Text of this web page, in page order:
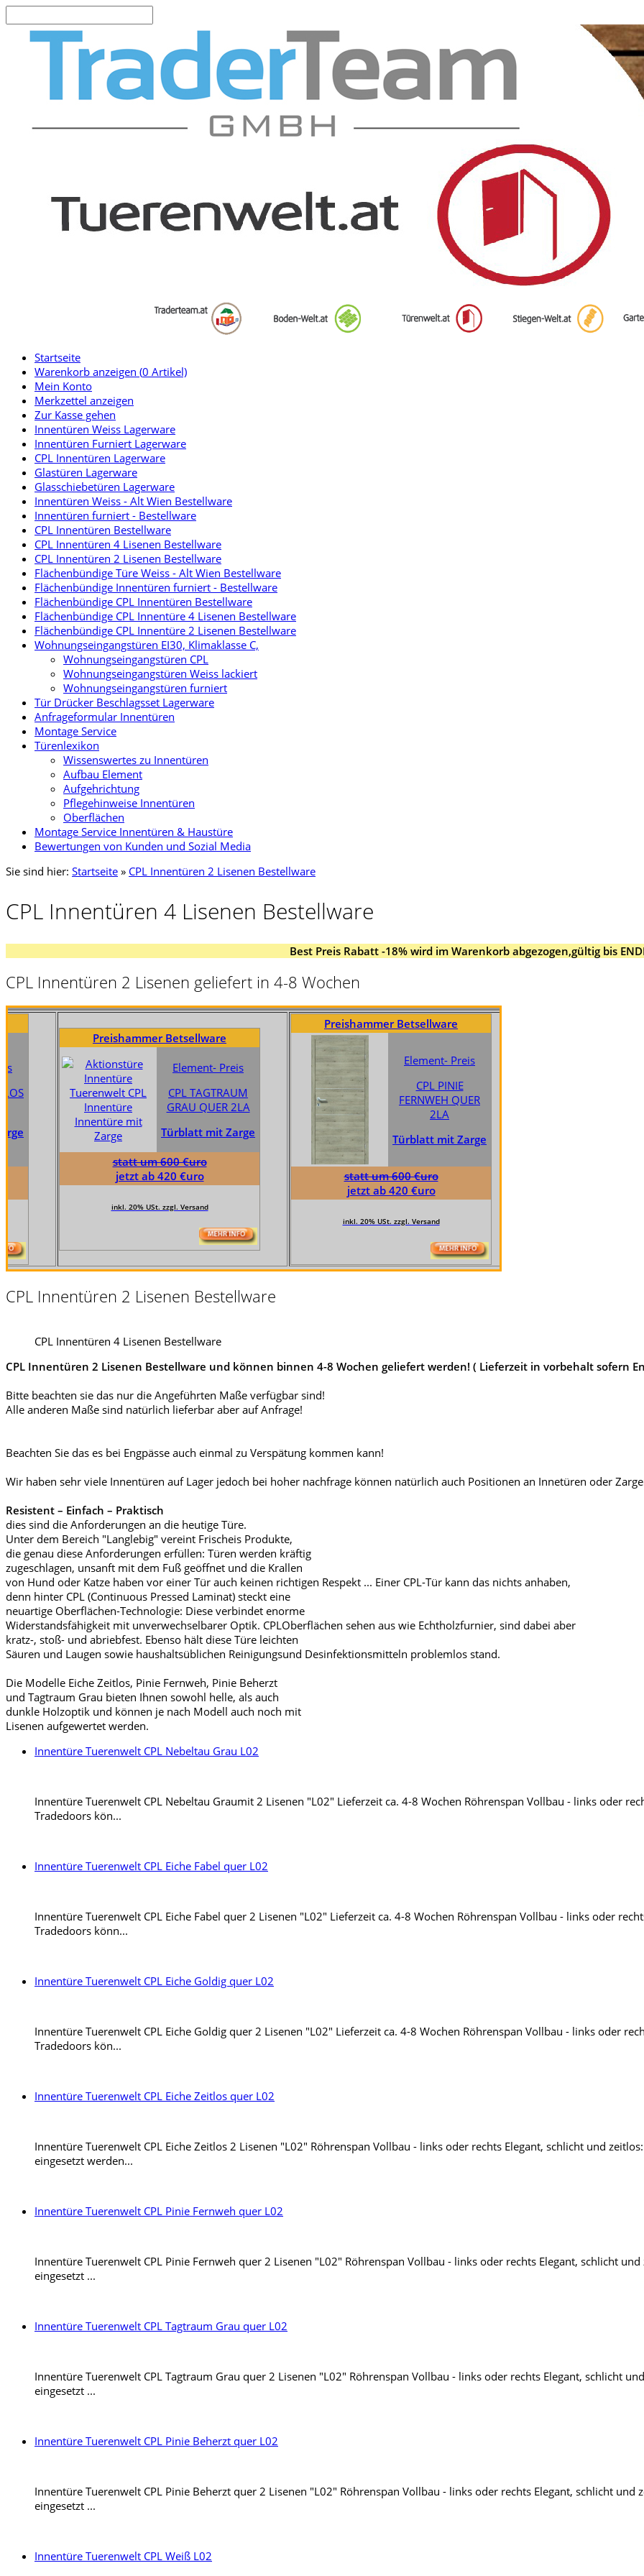
Startseite
Warenkorb anzeigen (0 Artikel)
Mein Konto
Merkzettel anzeigen
Zur Kasse gehen
Innentüren Weiss Lagerware
Innentüren Furniert Lagerware
CPL Innentüren Lagerware
Glastüren Lagerware
Glasschiebetüren Lagerware
Innentüren Weiss - Alt Wien Bestellware
Innentüren furniert - Bestellware
CPL Innentüren Bestellware
CPL Innentüren 4 Lisenen Bestellware
CPL Innentüren 2 Lisenen Bestellware
Flächenbündige Türe Weiss - Alt Wien Bestellware
Flächenbündige Innentüren furniert - Bestellware
Flächenbündige CPL Innentüren Bestellware
Flächenbündige CPL Innentüre 4 Lisenen Bestellware
Flächenbündige CPL Innentüre 2 Lisenen Bestellware
Wohnungseingangstüren EI30, Klimaklasse C,
Wohnungseingangstüren CPL
Wohnungseingangstüren Weiss lackiert
Wohnungseingangstüren furniert
Tür Drücker Beschlagsset Lagerware
Anfrageformular Innentüren
Montage Service
Türenlexikon
Wissenswertes zu Innentüren
Aufbau Element
Aufgehrichtung
Pflegehinweise Innentüren
Oberflächen
Montage Service Innentüren & Haustüre
Bewertungen von Kunden und Sozial Media
Sie sind hier: Startseite » CPL Innentüren 2 Lisenen Bestellware
CPL Innentüren 4 Lisenen Bestellware
Best Preis Rabatt -18% wird im Warenkorb abgezogen,gültig bis
CPL Innentüren 2 Lisenen geliefert in 4-8 Wochen
Preishammer Betsellware
Element- Preis
CPL TAGTRAUM
GRAU QUER 2LA
Türblatt mit Zarge
statt um 600 €uro
jetzt ab 420 €uro
inkl. 20% USt. zzgl. Versand
Preishammer Betsellware
Element- Preis
CPL PINIE
FERNWEH QUER
Türblatt mit Zarge
statt um 600 €uro
jetzt ab 420 €uro
inkl. 20% USt. zzgl. Versand
CPL Innentüren 2 Lisenen Bestellware
CPL Innentüren 4 Lisenen Bestellware
CPL Innentüren 2 Lisenen Bestellware und können binnen 4-8 Wochen geliefert werden! ( Lieferzeit in vorbehalt sofern
Bitte beachten sie das nur die Angeführten Maße verfügbar sind!
Alle anderen Maße sind natürlich lieferbar aber auf Anfrage!
Beachten Sie das es bei Engpässe auch einmal zu Verspätung kommen kann!
Wir haben sehr viele Innentüren auf Lager jedoch bei hoher nachfrage können natürlich auch Positionen an Innetüren oder
Resistent – Einfach – Praktisch
dies sind die Anforderungen an die heutige Türe.
Unter dem Bereich "Langlebig" vereint Frischeis Produkte,
die genau diese Anforderungen erfüllen: Türen werden kräftig
zugeschlagen, unsanft mit dem Fuß geöffnet und die Krallen
von Hund oder Katze haben vor einer Tür auch keinen richtigen Respekt ... Einer CPL-Tür kann das nichts anhaben,
denn hinter CPL (Continuous Pressed Laminat) steckt eine
neuartige Oberflächen-Technologie: Diese verbindet enorme
Widerstandsfähigkeit mit unverwechselbarer Optik. CPLOberflächen sehen aus wie Echtholzfurnier, sind dabei aber
kratz-, stoß- und abriebfest. Ebenso hält diese Türe leichten
Säuren und Laugen sowie haushaltsüblichen Reinigungsund Desinfektionsmitteln problemlos stand.
Die Modelle Eiche Zeitlos, Pinie Fernweh, Pinie Beherzt
und Tagtraum Grau bieten Ihnen sowohl helle, als auch
dunkle Holzoptik und können je nach Modell auch noch mit
Lisenen aufgewertet werden.
Innentüre Tuerenwelt CPL Nebeltau Grau L02
Innentüre Tuerenwelt CPL Nebeltau Graumit 2 Lisenen "L02" Lieferzeit ca. 4-8 Wochen Röhrenspan Vollbau - links oder
Tradedoors kön...
Innentüre Tuerenwelt CPL Eiche Fabel quer L02
Innentüre Tuerenwelt CPL Eiche Fabel quer 2 Lisenen "L02" Lieferzeit ca. 4-8 Wochen Röhrenspan Vollbau - links oder
Tradedoors könn...
Innentüre Tuerenwelt CPL Eiche Goldig quer L02
Innentüre Tuerenwelt CPL Eiche Goldig quer 2 Lisenen "L02" Lieferzeit ca. 4-8 Wochen Röhrenspan Vollbau - links oder
Tradedoors kön...
Innentüre Tuerenwelt CPL Eiche Zeitlos quer L02
Innentüre Tuerenwelt CPL Eiche Zeitlos 2 Lisenen "L02" Röhrenspan Vollbau - links oder rechts Elegant, schlicht und
eingesetzt werden...
Innentüre Tuerenwelt CPL Pinie Fernweh quer L02
Innentüre Tuerenwelt CPL Pinie Fernweh quer 2 Lisenen "L02" Röhrenspan Vollbau - links oder rechts Elegant, schlicht
eingesetzt ...
Innentüre Tuerenwelt CPL Tagtraum Grau quer L02
Innentüre Tuerenwelt CPL Tagtraum Grau quer 2 Lisenen "L02" Röhrenspan Vollbau - links oder rechts Elegant, schlicht
eingesetzt ...
Innentüre Tuerenwelt CPL Pinie Beherzt quer L02
Innentüre Tuerenwelt CPL Pinie Beherzt quer 2 Lisenen "L02" Röhrenspan Vollbau - links oder rechts Elegant, schlicht
eingesetzt ...
Innentüre Tuerenwelt CPL Weiß L02